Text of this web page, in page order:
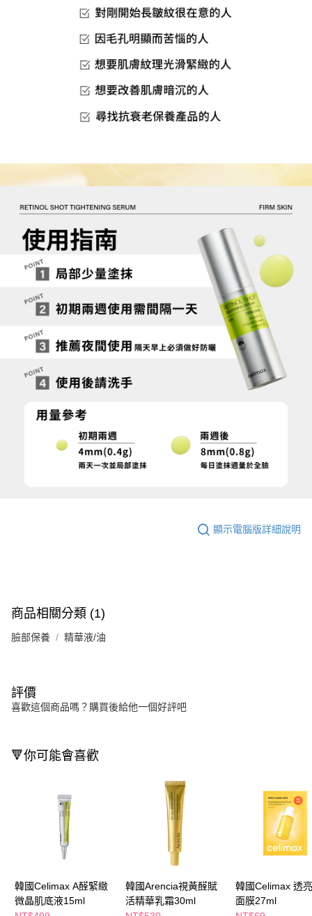
顯示電腦版詳細說明
商品相關分類 (1)
臉部保養 精華液/油
評價
喜歡這個商品嗎？購買後給他一個好評吧
🔻你可能會喜歡
韓國Celimax A醛緊緻
微晶肌底液15ml
韓國Arencia視黃醛賦
活精華乳霜30ml
韓國Celimax 透
面膜27ml